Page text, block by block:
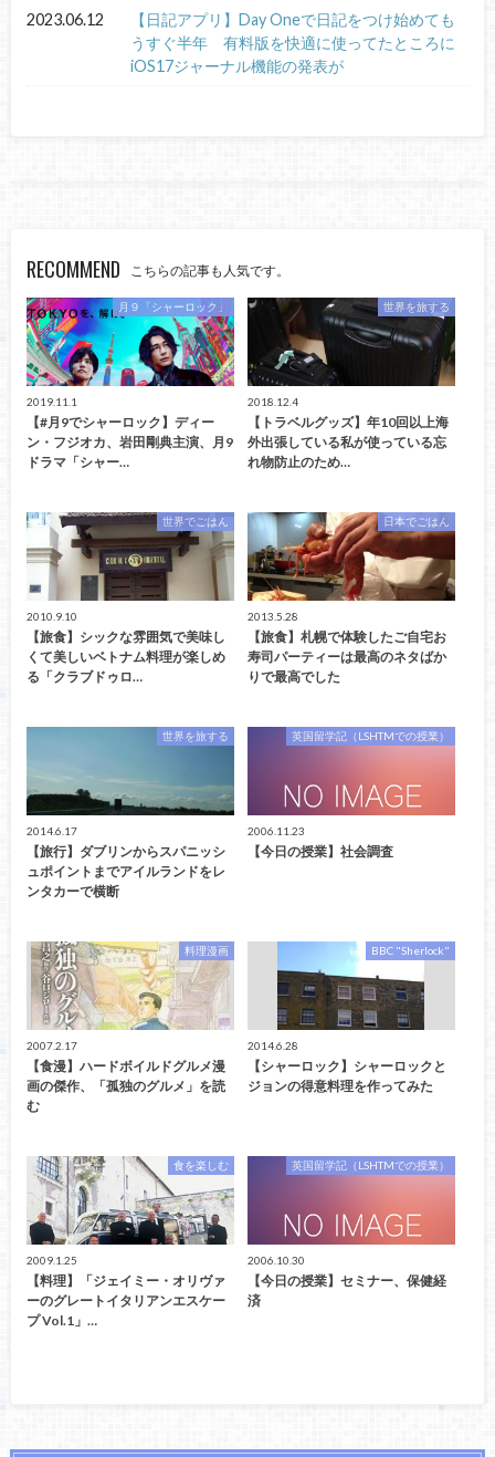
2023.06.12
【日記アプリ】Day Oneで日記をつけ始めても
うすぐ半年 有料版を快適に使ってたところに
iOS17ジャーナル機能の発表が
RECOMMEND こちらの記事も人気です。
月９「シャーロック」
2019.11.1
【#月9でシャーロック】ディー
ン・フジオカ、岩田剛典主演、月9
ドラマ「シャー…
世界を旅する
2018.12.4
【トラベルグッズ】年10回以上海
外出張している私が使っている忘
れ物防止のため…
世界でごはん
2010.9.10
【旅食】シックな雰囲気で美味し
くて美しいベトナム料理が楽しめ
る「クラブドゥロ…
日本でごはん
2013.5.28
【旅食】札幌で体験したご自宅お
寿司パーティーは最高のネタばか
りで最高でした
世界を旅する
2014.6.17
【旅行】ダブリンからスパニッシ
ュポイントまでアイルランドをレ
ンタカーで横断
英国留学記（LSHTMでの授業）
2006.11.23
【今日の授業】社会調査
料理漫画
2007.2.17
【食漫】ハードボイルドグルメ漫
画の傑作、「孤独のグルメ」を読
む
BBC "Sherlock"
2014.6.28
【シャーロック】シャーロックと
ジョンの得意料理を作ってみた
食を楽しむ
2009.1.25
【料理】「ジェイミー・オリヴァ
ーのグレートイタリアンエスケー
プ Vol.1」…
英国留学記（LSHTMでの授業）
2006.10.30
【今日の授業】セミナー、保健経
済